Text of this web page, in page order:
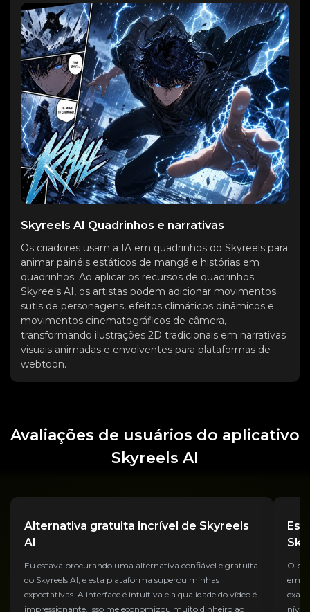
Skyreels AI Quadrinhos e narrativas
Os criadores usam a IA em quadrinhos do Skyreels para
animar painéis estáticos de mangá e histórias em
quadrinhos. Ao aplicar os recursos de quadrinhos
Skyreels AI, os artistas podem adicionar movimentos
sutis de personagens, efeitos climáticos dinâmicos e
movimentos cinematográficos de câmera,
transformando ilustrações 2D tradicionais em narrativas
visuais animadas e envolventes para plataformas de
webtoon.
Avaliações de usuários do aplicativo
Skyreels AI
Alternativa gratuita incrível de Skyreels
AI
Eu estava procurando uma alternativa confiável e gratuita
do Skyreels AI, e esta plataforma superou minhas
expectativas. A interface é intuitiva e a qualidade do vídeo é
impressionante. Isso me economizou muito dinheiro ao
O
em
nível